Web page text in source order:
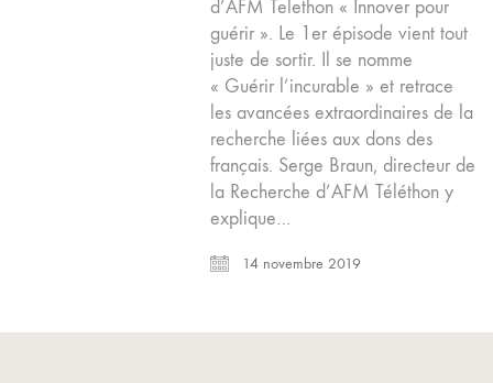
d’AFM Telethon « Innover pour
guérir ». Le 1er épisode vient tout
juste de sortir. Il se nomme
« Guérir l’incurable » et retrace
les avancées extraordinaires de la
recherche liées aux dons des
français. Serge Braun, directeur de
la Recherche d’AFM Téléthon y
explique…
14 novembre 2019